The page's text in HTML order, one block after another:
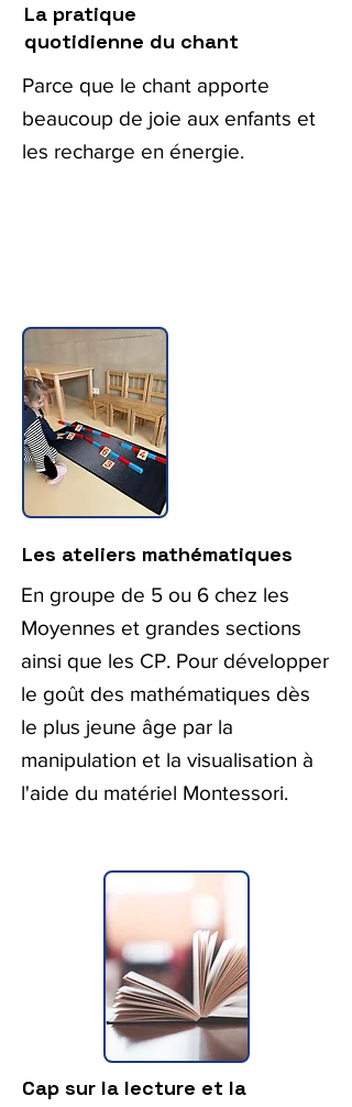
La pratique
quotidienne du chant
Parce que le chant apporte
beaucoup de joie aux enfants et
les recharge en énergie.
Les ateliers mathématiques
En groupe de 5 ou 6 chez les
Moyennes et grandes sections
ainsi que les CP. Pour développer
le goût des mathématiques dès
le plus jeune âge par la
manipulation et la visualisation à
l'aide du matériel Montessori.
Cap sur la lecture et la